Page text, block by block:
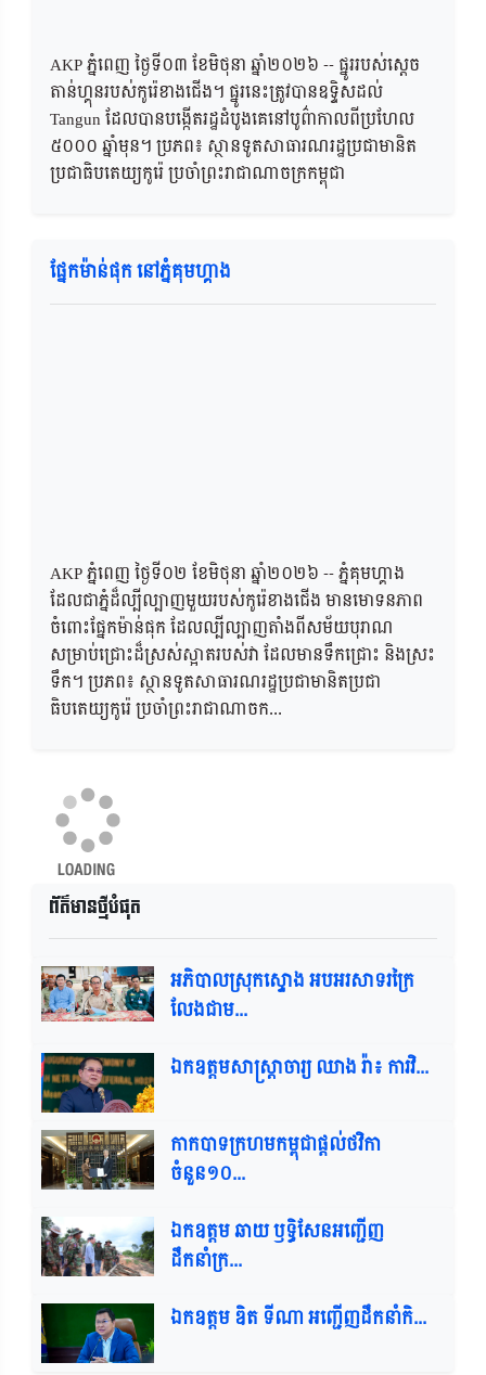
AKP ភ្នំពេញ ថ្ងៃទី០៣ ខែមិថុនា ឆ្នាំ២០២៦​ -- ផ្នូររបស់ស្តេច
តាន់ហ្គុនរបស់កូរ៉េខាងជើង។ ផ្នូរនេះត្រូវបានឧទ្ទិសដល់
Tangun ដែលបានបង្កើតរដ្ឋដំបូងគេនៅបូព៌ាកាលពីប្រហែល
៥០០០ ឆ្នាំមុន។ ប្រភព៖ ស្ថានទូតសាធារណរដ្ឋប្រជាមានិត
ប្រជាធិបតេយ្យកូរ៉េ ប្រចាំព្រះរាជាណាចក្រកម្ពុជា
ផ្នែកម៉ាន់ផុក នៅភ្នំគុមហ្គាង
AKP ភ្នំពេញ ថ្ងៃទី០២ ខែមិថុនា ឆ្នាំ២០២៦​ -- ភ្នំគុមហ្គាង
ដែលជាភ្នំដ៏ល្បីល្បាញមួយរបស់កូរ៉េខាងជើង មានមោទនភាព
ចំពោះផ្នែកម៉ាន់ផុក ដែលល្បីល្បាញតាំងពីសម័យបុរាណ
សម្រាប់ជ្រោះដ៏ស្រស់ស្អាតរបស់វា ដែលមានទឹកជ្រោះ និងស្រះ
ទឹក។ ប្រភព៖ ស្ថានទូតសាធារណរដ្ឋប្រជាមានិតប្រជា
ធិបតេយ្យកូរ៉េ ប្រចាំព្រះរាជាណាចក...
ព័ត៌មានថ្មីបំផុត​
អភិបាលស្រុកស្ទោង អបអរសាទរក្រៃ
លែងជាម...
ឯកឧត្តមសាស្ត្រាចារ្យ ឈាង រ៉ា៖ ការវិ...
កាកបាទក្រហមកម្ពុជាផ្តល់ថវិកា
ចំនួន១០...
ឯកឧត្តម ឆាយ ឫទ្ធិសែនអញ្ជើញ
ដឹកនាំក្រ...
ឯកឧត្តម​ ឌិត​ ទីណា​ អញ្ជេីញដឹកនាំកិ...